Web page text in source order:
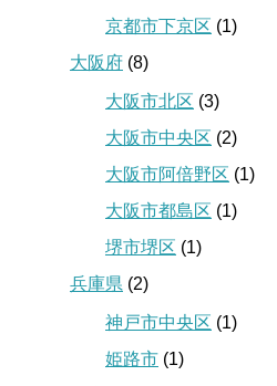
京都市下京区 (1)
大阪府 (8)
大阪市北区 (3)
大阪市中央区 (2)
大阪市阿倍野区 (1)
大阪市都島区 (1)
堺市堺区 (1)
兵庫県 (2)
神戸市中央区 (1)
姫路市 (1)